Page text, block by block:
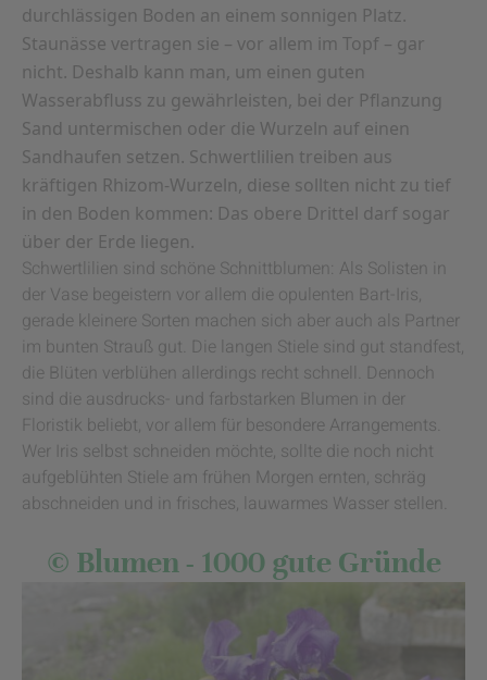
durchlässigen Boden an einem sonnigen Platz.
Staunässe vertragen sie – vor allem im Topf – gar
nicht. Deshalb kann man, um einen guten
Wasserabfluss zu gewährleisten, bei der Pflanzung
Sand untermischen oder die Wurzeln auf einen
Sandhaufen setzen. Schwertlilien treiben aus
kräftigen Rhizom-Wurzeln, diese sollten nicht zu tief
in den Boden kommen: Das obere Drittel darf sogar
über der Erde liegen.
Schwertlilien sind schöne Schnittblumen: Als Solisten in
der Vase begeistern vor allem die opulenten Bart-Iris,
gerade kleinere Sorten machen sich aber auch als Partner
im bunten Strauß gut. Die langen Stiele sind gut standfest,
die Blüten verblühen allerdings recht schnell. Dennoch
sind die ausdrucks- und farbstarken Blumen in der
Floristik beliebt, vor allem für besondere Arrangements.
Wer Iris selbst schneiden möchte, sollte die noch nicht
aufgeblühten Stiele am frühen Morgen ernten, schräg
abschneiden und in frisches, lauwarmes Wasser stellen.
© Blumen - 1000 gute Gründe